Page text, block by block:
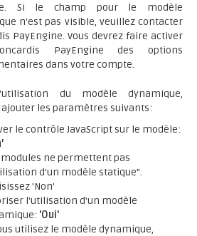
Si le champ pour le modèle
n'est pas visible, veuillez contacter
PayEngine. Vous devrez faire activer
PayEngine des options
dans votre compte.
du modèle dynamique,
les paramètres suivants:
le contrôle JavaScript sur le modèle:
modules ne permettent pas
d'un modèle statique".
'Non'
l'utilisation d'un modèle
'Oui'
utilisez le modèle dynamique,